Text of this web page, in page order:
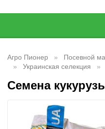
Агро Пионер Посевной
Украинская селекция
Семена